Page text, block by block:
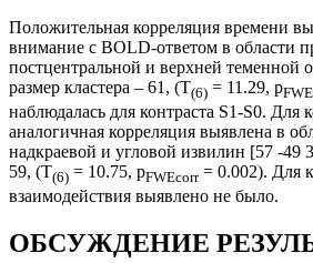
Положительная корреляция времени
внимание с BOLD-ответом в области
постцентральной и верхней теменной
размер кластера – 61, (T(6) = 11.29, p
наблюдалась для контраста S1-S0. Для
аналогичная корреляция выявлена в
надкраевой и угловой извилин [57 -49
59, (T(6) = 10.75, pFWEcorr= 0.002). Для
взаимодействия выявлено не было.
ОБСУЖДЕНИЕ